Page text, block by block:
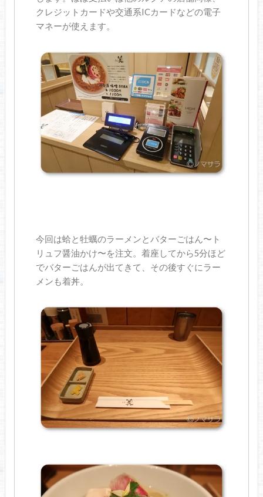
クレジットカードや交通系ICカードなどの電子
マネーが使えます。
今回は蛤と牡蠣のラーメンとバターごはん〜ト
リュフ醤油かけ〜を注文。着座してから5分ほど
でバターごはんが出てきて、その後すぐにラー
メンも着丼。